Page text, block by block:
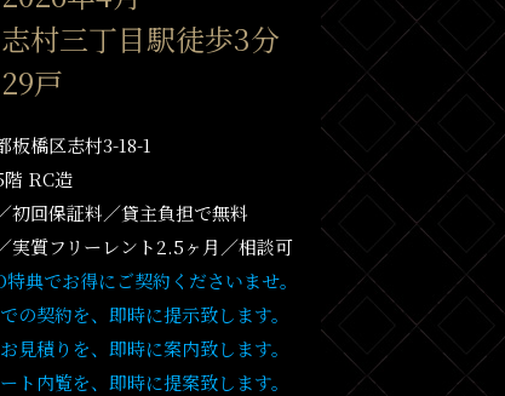
村三丁目駅徒歩3分
戸
橋区志村3-18-1
RC造
初回保証料／貸主負担で無料
実質フリーレント2.5ヶ月／相談可
典でお得にご契約くださいませ。
の契約を、即時に提示致します。
見積りを、即時に案内致します。
ト内覧を、即時に提案致します。